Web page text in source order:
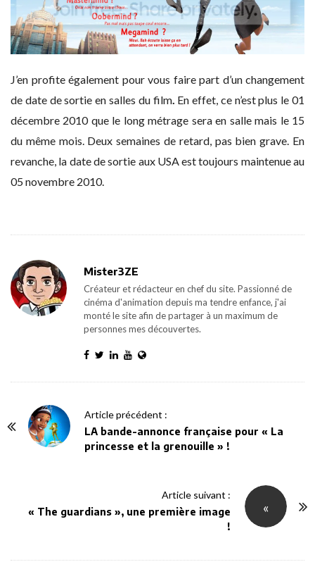
J’en profite également pour vous faire part d’un changement
de date de sortie en salles du film. En effet, ce n’est plus le 01
décembre 2010 que le long métrage sera en salle mais le 15
du même mois. Deux semaines de retard, pas bien grave. En
revanche, la date de sortie aux USA est toujours maintenue au
05 novembre 2010.
Mister3ZE
Créateur et rédacteur en chef du site. Passionné de
cinéma d'animation depuis ma tendre enfance, j'ai
monté le site afin de partager à un maximum de
personnes mes découvertes.
Article précédent :
LA bande-annonce française pour « La
princesse et la grenouille » !
«
Article suivant :
« The guardians », une première image
!